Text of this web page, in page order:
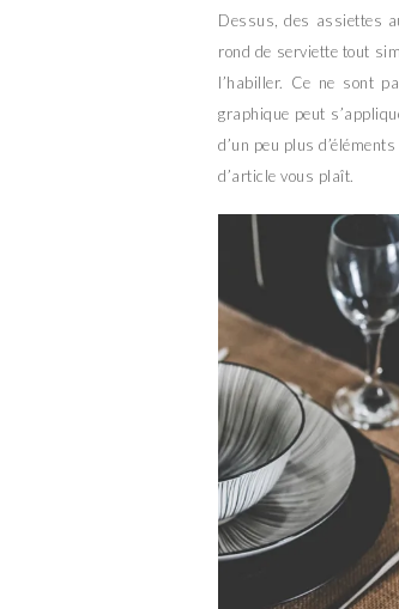
Dessus, des assiettes
rond de serviette tout
l’habiller. Ce ne sont
graphique peut
d’un peu plus
d’article vous plaît.